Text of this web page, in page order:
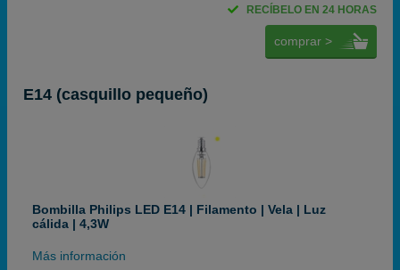
RECÍBELO EN 24 HORAS
comprar >
E14 (casquillo pequeño)
Bombilla Philips LED E14 | Filamento | Vela | Luz
cálida | 4,3W
Más información